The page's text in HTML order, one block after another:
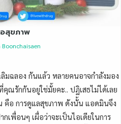
สุขภาพ
มฉลอง กันแล้ว หลายคนอาจกำลังมอง
ณรักกันอยู่ใช่มั้ยคะ.. ปฏิเสธไม่ได้เลย
คือ การดูแลสุขภาพ ดังนั้น แอดมินจึง
เพื่อนๆ เผื่อว่าจะเป็นไอเดียในการ